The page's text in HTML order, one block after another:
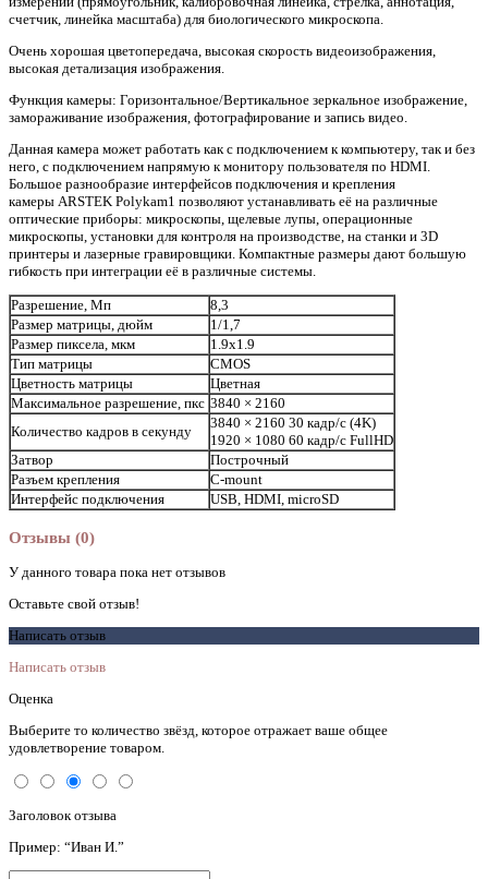
счетчик, линейка масштаба) для биологического микроскопа.
Очень хорошая цветопередача, высокая скорость видеоизображения,
высокая детализация изображения.
Функция камеры: Горизонтальное/Вертикальное зеркальное изображение,
замораживание изображения, фотографирование и запись видео.
Данная камера может работать как с подключением к компьютеру, так и без
него, с подключением напрямую к монитору пользователя по HDMI.
Большое разнообразие интерфейсов подключения и крепления
камеры ARSTEK Polykam1 позволяют устанавливать её на различные
оптические приборы: микроскопы, щелевые лупы, операционные
микроскопы, установки для контроля на производстве, на станки и 3D
принтеры и лазерные гравировщики. Компактные размеры дают большую
гибкость при интеграции её в различные системы.
Разрешение, Мп
8,3
Размер матрицы, дюйм
1/1,7
Размер пиксела, мкм
1.9x1.9
Тип матрицы
CMOS
Цветность матрицы
Цветная
Максимальное разрешение, пкс 3840 × 2160
Количество кадров в секунду
3840 × 2160 30 кадр/с (4K)
1920 × 1080 60 кадр/с FullHD
Затвор
Построчный
Разъем крепления
C-mount
Интерфейс подключения
USB, HDMI, microSD
Отзывы (0)
У данного товара пока нет отзывов
Оставьте свой отзыв!
Написать отзыв
Написать отзыв
Оценка
Выберите то количество звёзд, которое отражает ваше общее
удовлетворение товаром.
Заголовок отзыва
Пример: “Иван И.”